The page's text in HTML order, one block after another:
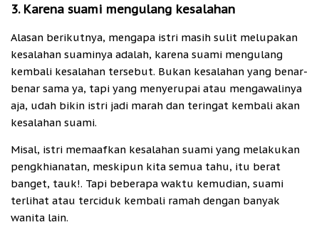
3. Karena suami mengulang kesalahan
Alasan berikutnya, mengapa istri masih sulit melupakan
kesalahan suaminya adalah, karena suami mengulang
kembali kesalahan tersebut. Bukan kesalahan yang benar-
benar sama ya, tapi yang menyerupai atau mengawalinya
aja, udah bikin istri jadi marah dan teringat kembali akan
kesalahan suami.
Misal, istri memaafkan kesalahan suami yang melakukan
pengkhianatan, meskipun kita semua tahu, itu berat
banget, tauk!. Tapi beberapa waktu kemudian, suami
terlihat atau terciduk kembali ramah dengan banyak
wanita lain.